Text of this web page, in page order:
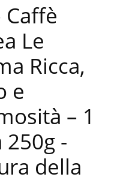
Caffè
Le
Ricca,
e
– 1
250g -
della